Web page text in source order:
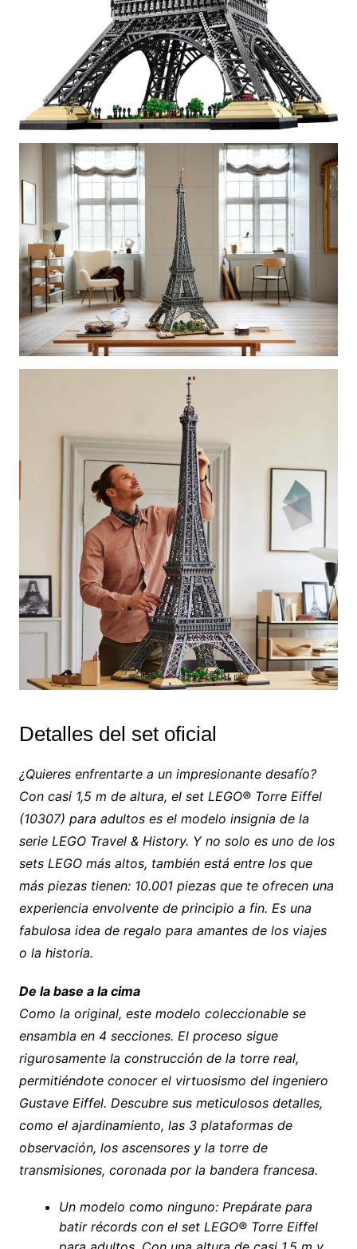
Detalles del set oficial
¿Quieres enfrentarte a un impresionante desafío?
Con casi 1,5 m de altura, el set LEGO® Torre Eiffel
(10307) para adultos es el modelo insignia de la
serie LEGO Travel & History. Y no solo es uno de los
sets LEGO más altos, también está entre los que
más piezas tienen: 10.001 piezas que te ofrecen una
experiencia envolvente de principio a fin. Es una
fabulosa idea de regalo para amantes de los viajes
o la historia.
De la base a la cima
Como la original, este modelo coleccionable se
ensambla en 4 secciones. El proceso sigue
rigurosamente la construcción de la torre real,
permitiéndote conocer el virtuosismo del ingeniero
Gustave Eiffel. Descubre sus meticulosos detalles,
como el ajardinamiento, las 3 plataformas de
observación, los ascensores y la torre de
transmisiones, coronada por la bandera francesa.
Un modelo como ninguno: Prepárate para
batir récords con el set LEGO® Torre Eiffel